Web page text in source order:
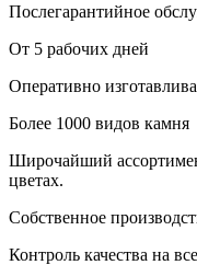
Послегарантийное
От 5 рабочих дней
Оперативно
Более 1000 видов камня
Широчайший
цветах.
Собственное
Контроль качества на